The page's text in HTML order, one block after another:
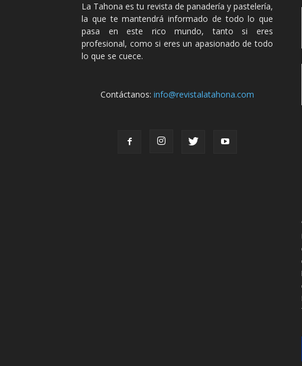
La Tahona es tu revista de panadería y pastelería,
la que te mantendrá informado de todo lo que
pasa en este rico mundo, tanto si eres
profesional, como si eres un apasionado de todo
lo que se cuece.
Contáctanos: info@revistalatahona.com